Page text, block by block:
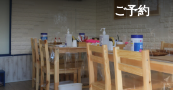
ご予約